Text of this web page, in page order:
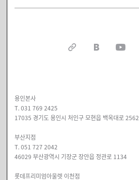
용인본사
T. 031 769 2425
17035 경기도 용인시 처인구 모현읍 백옥대로 2562
부산지점
T. 051 727 2042
46029 부산광역시 기장군 장안읍 정관로 1134
롯데프리미엄아울렛 이천점